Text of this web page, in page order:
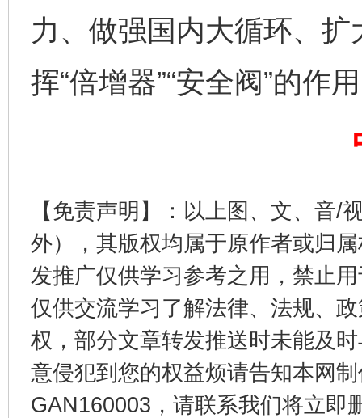
力、做强国内大循环、
挥“倍增器”“安全阀”的作
【免责声明】：以上图、文、音/
外），其版权均属于原作者或归
发推广仅供学习参考之用，禁止
仅供交流学习了解法律、法规、
权，部分文章转发推送时未能及
意侵犯到您的权益烦请告知本网
GAN160003，请联系我们将立即
完善运行机制助力责任有效落实 一纸欠
东山县通报“牛蛙产品抗生素超标问题” 法